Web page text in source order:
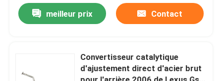
Visite de l'usine
Contrôle de la qualité
meilleur prix Contact
Convertisseur catalytique
d'ajustement direct d'acier brut